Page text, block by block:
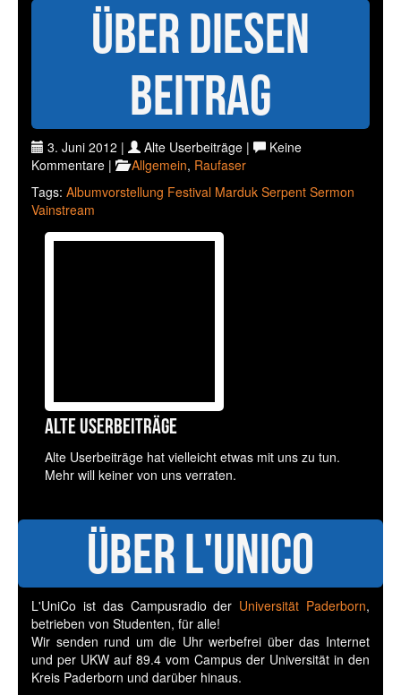
Über diesen
Beitrag
3. Juni 2012 | Alte Userbeiträge |
Keine
Kommentare |
Allgemein, Raufaser
Tags: Albumvorstellung Festival Marduk Serpent Sermon
Vainstream
Alte Userbeiträge
Alte Userbeiträge hat vielleicht etwas mit uns zu tun.
Mehr will keiner von uns verraten.
Über L'UniCo
L'UniCo ist das Campusradio der Universität Paderborn,
betrieben von Studenten, für alle!
Wir senden rund um die Uhr werbefrei über das Internet
und per UKW auf 89.4 vom Campus der Universität in den
Kreis Paderborn und darüber hinaus.